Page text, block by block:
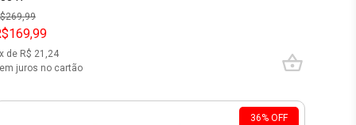
269,99
x de R$ 21,24
juros no cartão
36% OFF